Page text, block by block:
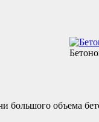
большого объема